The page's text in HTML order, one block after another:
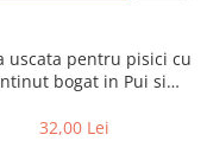
uscata pentru pisici cu
bogat in Pui si
Junior, 800g
32,00 Lei